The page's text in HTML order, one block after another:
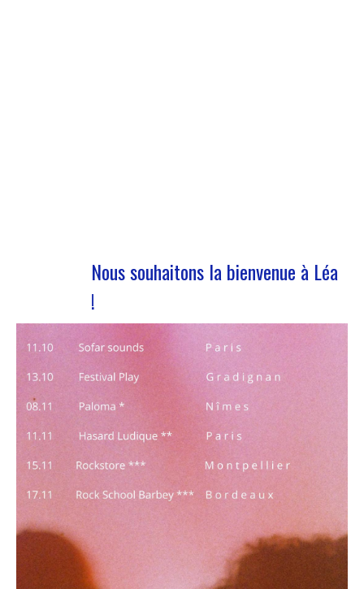
Nous souhaitons la bienvenue à Léa
!
Nous accueillons notre nouvelle volontaire en
service civique Nous avons le plaisir de vous
annoncer l’arrivée de Léa Plumaugat dans l’équipe
de Manag’art !!Arrivée début novembre, on se
devait de vous la présenter ! Léa nous a rejoint à
la suite de l’obtention de son…